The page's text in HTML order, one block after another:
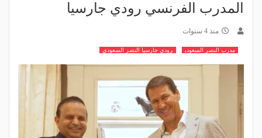
المدرب الفرنسي رودي جارسيا
منذ 4 سنوات
مدرب النصر السعودي رودي جارسيا النصر السعودي